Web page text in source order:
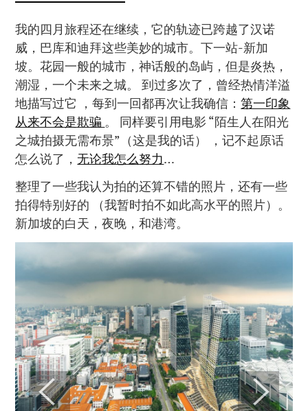
我的四月旅程还在继续，它的轨迹已跨越了汉诺
威，巴库和迪拜这些美妙的城市。下一站-新加
坡。花园一般的城市，神话般的岛屿，但是炎热，
潮湿，一个未来之城。 到过多次了，曾经热情洋溢
地描写过它 ，每到一回都再次让我确信：第一印象
从来不会是欺骗 。 同样要引用电影 “陌生人在阳光
之城拍摄无需布景”（这是我的话） ，记不起原话
怎么说了， 无论我怎么努力…
整理了一些我认为拍的还算不错的照片，还有一些
拍得特别好的 （我暂时拍不如此高水平的照片）。
新加坡的白天，夜晚，和港湾。